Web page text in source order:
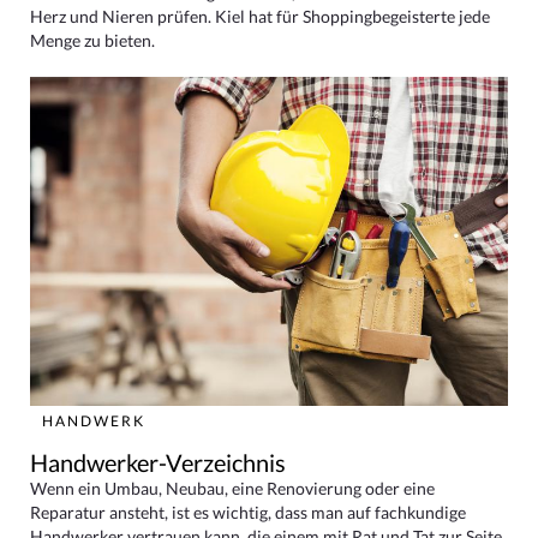
Herz und Nieren prüfen. Kiel hat für Shoppingbegeisterte jede
Menge zu bieten.
HANDWERK
Handwerker-Verzeichnis
Wenn ein Umbau, Neubau, eine Renovierung oder eine
Reparatur ansteht, ist es wichtig, dass man auf fachkundige